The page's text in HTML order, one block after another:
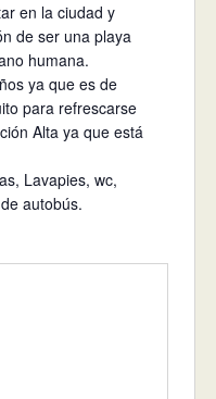
en la ciudad y
de ser una playa
humana.
ya que es de
para refrescarse
Alta ya que está
Lavapies, wc,
autobús.